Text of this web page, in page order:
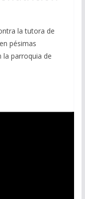
la tutora de
pésimas
la parroquia de